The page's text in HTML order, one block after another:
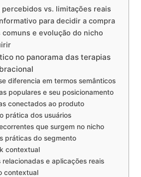
vs. limitações reais
para decidir a compra
comuns e evolução do nicho
no panorama das terapias
diferencia em termos semânticos
populares e seu posicionamento
conectados ao produto
prática dos usuários
que surgem no nicho
práticas do segmento
contextual
relacionadas e aplicações reais
contextual